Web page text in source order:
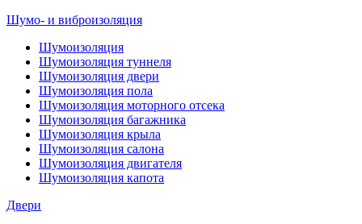
Шумо- и виброизоляция
Шумоизоляция
Шумоизоляция туннеля
Шумоизоляция двери
Шумоизоляция пола
Шумоизоляция моторного отсека
Шумоизоляция багажника
Шумоизоляция крыла
Шумоизоляция салона
Шумоизоляция двигателя
Шумоизоляция капота
Двери